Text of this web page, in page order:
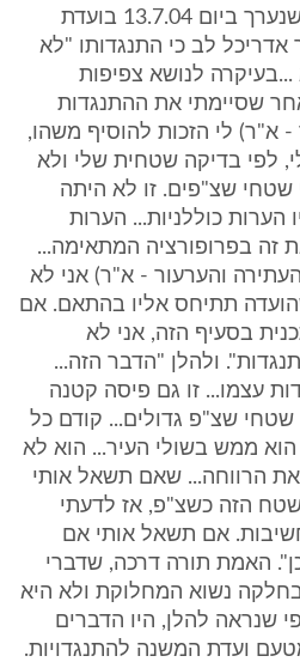
(11) בדיון בעקבות זאת, שנערך ביום 13.7.04 בועדת
לב כי התנגדותו "לא
לנושא צפיפות
שסיימתי את ההתנגדות
א"ר) לי הזכות להוסיף משהו,
לפי בדיקה שטחית שלי ולא
שצ"פים. זו לא היתה
כוללניות... הערות
זה בפרופורציה המתאימה...
והערעור - א"ר) אני לא
תתיחס אליו בהתאם. אם
בסעיף הזה, אני לא
ולהלן "הדבר הזה...
עצמו... זו גם פיסה קטנה
שטחי שצ"פ גדולים... קודם כל
ממש בשולי העיר... הוא לא
הרווחה... שאם תשאל אותי
הזה כשצ"פ, אז לדעתי
חשיבות. אם תשאל אותי אם
האמת תורה דרכה, שדברי
נשוא המחלוקת ולא היא
שנראה להלן, היו הדברים
ועדת המשנה להתנגדויות.